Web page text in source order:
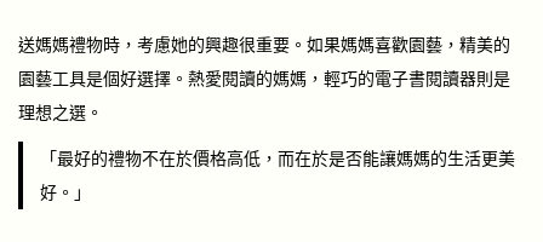
送媽媽禮物時，考慮她的興趣很重要。如果媽媽喜歡園藝，精美的
園藝工具是個好選擇。熱愛閱讀的媽媽，輕巧的電子書閱讀器則是
理想之選。
「最好的禮物不在於價格高低，而在於是否能讓媽媽的生活更美
好。」